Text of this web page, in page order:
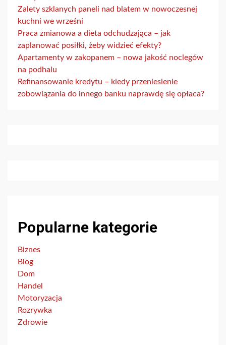
Zalety szklanych paneli nad blatem w nowoczesnej
kuchni we wrześni
Praca zmianowa a dieta odchudzająca – jak
zaplanować posiłki, żeby widzieć efekty?
Apartamenty w zakopanem – nowa jakość noclegów
na podhalu
Refinansowanie kredytu – kiedy przeniesienie
zobowiązania do innego banku naprawdę się opłaca?
Popularne kategorie
Biznes
Blog
Dom
Handel
Motoryzacja
Rozrywka
Zdrowie